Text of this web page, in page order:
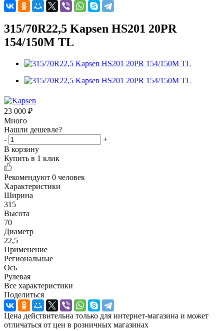
315/70R22,5 Kapsen HS201 20PR
154/150M TL
23 000 ₽
Много
Нашли дешевле?
-
+
В корзину
Купить в 1 клик
Рекомендуют 0 человек
Характеристики
Ширина
315
Высота
70
Диаметр
22,5
Применение
Региональные
Ось
Рулевая
Все характеристики
Поделиться
Цена действительна только для интернет-магазина и может
отличаться от цен в розничных магазинах